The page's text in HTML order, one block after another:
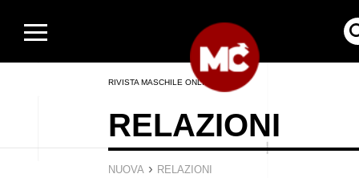
RIVISTA MASCHILE ONLINE
RELAZIONI
NUOVA › RELAZIONI